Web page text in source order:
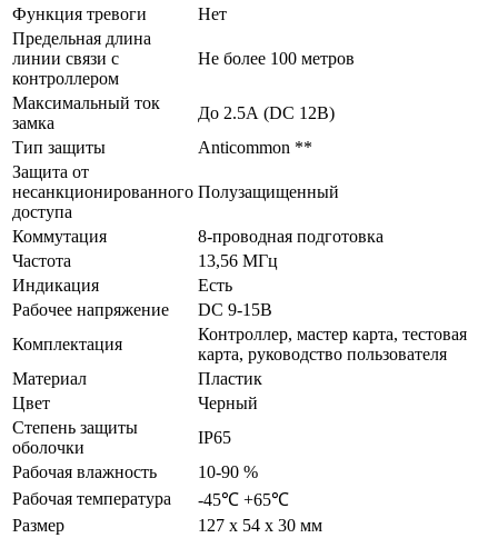
Функция тревоги
Нет
Предельная длина
линии связи с
контроллером
Не более 100 метров
Максимальный ток
замка
До 2.5А (DC 12В)
Тип защиты
Anticommon **
Защита от
несанкционированного
доступа
Полузащищенный
Коммутация
8-проводная подготовка
Частота
13,56 МГц
Индикация
Есть
Рабочее напряжение
DC 9-15В
Комплектация
Контроллер, мастер карта, тестовая
карта, руководство пользователя
Материал
Пластик
Цвет
Черный
Степень защиты
оболочки
IP65
Рабочая влажность
10-90 %
Рабочая температура
-45℃ +65℃
Размер
127 х 54 х 30 мм